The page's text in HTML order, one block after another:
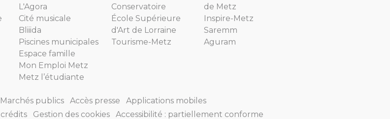
L'Agora
Cité musicale
Bliiida
Piscines municipales
Espace famille
Mon Emploi Metz
Metz l’étudiante
Conservatoire
École Supérieure
d'Art de Lorraine
Tourisme-Metz
de Metz
Inspire-Metz
Saremm
Aguram
Marchés publics Accès presse
Applications mobiles
Gestion des cookies Accessibilité : partiellement conforme